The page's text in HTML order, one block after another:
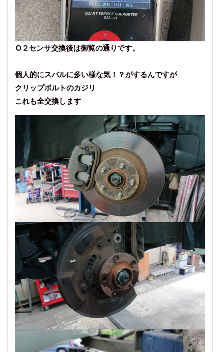
O２センサ交換後は御覧の通りです。
個人的にスバルに多い様な気！？がするんですが
クリップボルトのカジリ
これも全交換します